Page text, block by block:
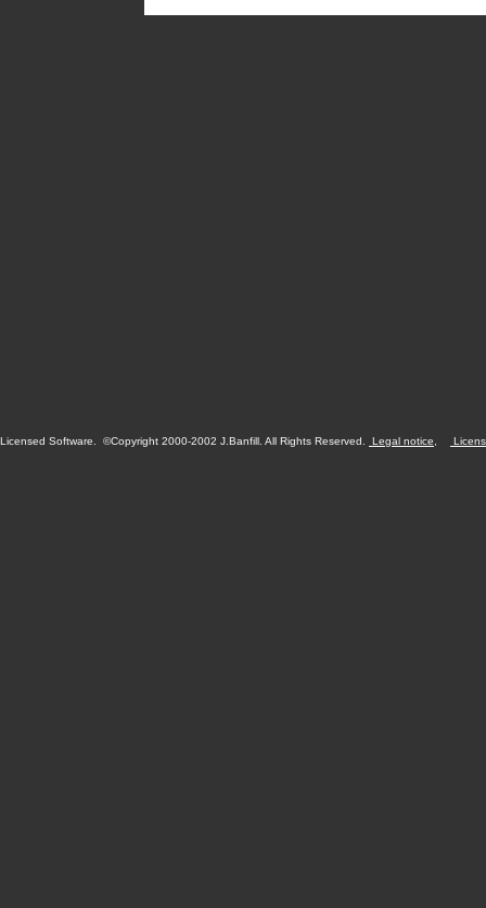
Licensed Software. ©Copyright 2000-2002 J.Banfill. All Rights Reserved. Legal notice,